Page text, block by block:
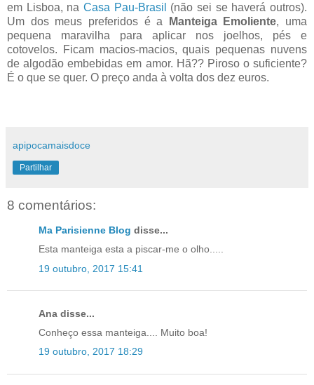
em Lisboa, na Casa Pau-Brasil
(não sei se haverá outros).
Um dos meus preferidos é a
Manteiga Emoliente, uma
pequena maravilha para aplicar nos joelhos, pés e
cotovelos. Ficam macios-macios, quais pequenas nuvens
de algodão embebidas em amor. Hã?? Piroso o suficiente?
É o que se quer. O preço anda à volta dos dez euros.
apipocamaisdoce
Partilhar
8 comentários:
Ma Parisienne Blog disse...
Esta manteiga esta a piscar-me o olho.....
19 outubro, 2017 15:41
Ana disse...
Conheço essa manteiga.... Muito boa!
19 outubro, 2017 18:29